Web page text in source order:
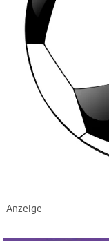
-Anzeige-